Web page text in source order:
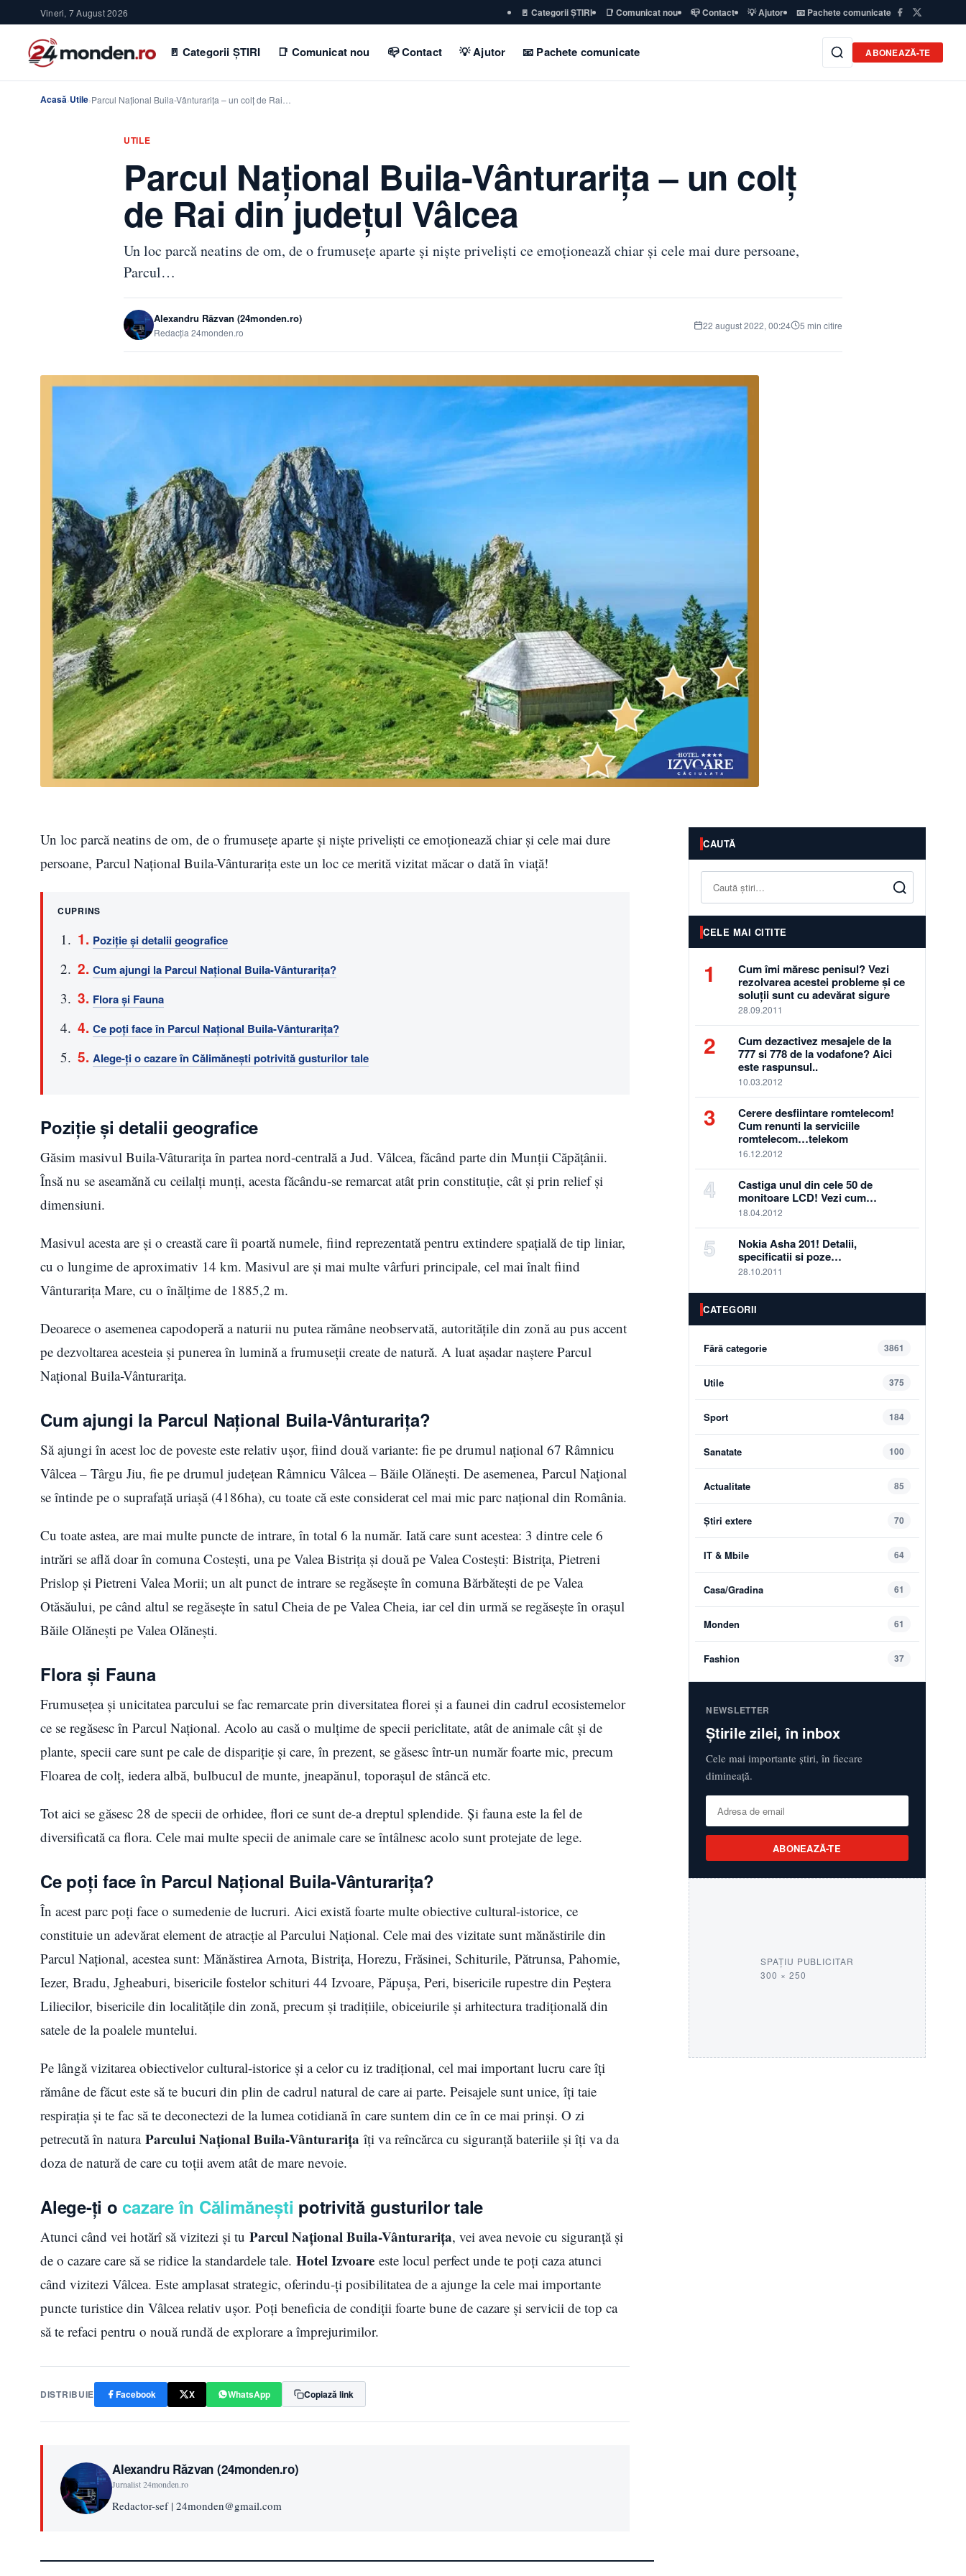
Vineri, 7 August 2026 🚪 Categorii ȘTIRI 📑 Comunicat nou 📪 Contact 💡 Ajutor 📧 Pachete comunicate
🚪 Categorii ȘTIRI 📑 Comunicat nou 📪 Contact 💡 Ajutor 📧 Pachete comunicate ABONEAZĂ-TE
Acasă›Utile›Parcul Național Buila-Vânturarița – un colţ de Rai…
UTILE
Parcul Național Buila-Vânturarița – un colţ
de Rai din judeţul Vâlcea
Un loc parcă neatins de om, de o frumusețe aparte și niște priveliști ce emoționează chiar și cele mai dure persoane,
Parcul…
Alexandru Răzvan (24monden.ro)
Redacția 24monden.ro
22 august 2022, 00:24 5 min citire
Un loc parcă neatins de om, de o frumusețe aparte și niște priveliști ce emoționează chiar și cele mai dure
persoane, Parcul Național Buila-Vânturarița este un loc ce merită vizitat măcar o dată în viață!
CUPRINS
Poziție și detalii geografice
Cum ajungi la Parcul Național Buila-Vânturarița?
Flora și Fauna
Ce poți face în Parcul Național Buila-Vânturarița?
Alege-ți o cazare în Călimăneşti potrivită gusturilor tale
Poziție și detalii geografice
Găsim masivul Buila-Vâturarița în partea nord-centrală a Jud. Vâlcea, făcând parte din Munții Căpățânii.
Însă nu se aseamănă cu ceilalți munți, acesta făcându-se remarcat atât prin constituție, cât și prin relief și
dimensiuni.
Masivul acesta are și o creastă care îi poartă numele, fiind reprezentată pentru extindere spațială de tip liniar,
cu o lungime de aproximativ 14 km. Masivul are și mai multe vârfuri principale, cel mai înalt fiind
Vânturarița Mare, cu o înălțime de 1885,2 m.
Deoarece o asemenea capodoperă a naturii nu putea rămâne neobservată, autoritățile din zonă au pus accent
pe dezvoltarea acesteia și punerea în lumină a frumuseții create de natură. A luat așadar naștere Parcul
Național Buila-Vânturarița.
Cum ajungi la Parcul Național Buila-Vânturarița?
Să ajungi în acest loc de poveste este relativ ușor, fiind două variante: fie pe drumul național 67 Râmnicu
Vâlcea – Târgu Jiu, fie pe drumul județean Râmnicu Vâlcea – Băile Olănești. De asemenea, Parcul Național
se întinde pe o suprafață uriașă (4186ha), cu toate că este considerat cel mai mic parc național din România.
Cu toate astea, are mai multe puncte de intrare, în total 6 la număr. Iată care sunt acestea: 3 dintre cele 6
intrări se află doar în comuna Costești, una pe Valea Bistrița și două pe Valea Costești: Bistrița, Pietreni
Prislop și Pietreni Valea Morii; un alt punct de intrare se regăsește în comuna Bărbătești de pe Valea
Otăsăului, pe când altul se regăsește în satul Cheia de pe Valea Cheia, iar cel din urmă se regăsește în orașul
Băile Olănești pe Valea Olănești.
Flora și Fauna
Frumusețea și unicitatea parcului se fac remarcate prin diversitatea florei și a faunei din cadrul ecosistemelor
ce se regăsesc în Parcul Național. Acolo au casă o mulțime de specii periclitate, atât de animale cât și de
plante, specii care sunt pe cale de dispariție și care, în prezent, se găsesc într-un număr foarte mic, precum
Floarea de colț, iedera albă, bulbucul de munte, jneapănul, toporașul de stâncă etc.
Tot aici se găsesc 28 de specii de orhidee, flori ce sunt de-a dreptul splendide. Și fauna este la fel de
diversificată ca flora. Cele mai multe specii de animale care se întâlnesc acolo sunt protejate de lege.
Ce poți face în Parcul Național Buila-Vânturarița?
În acest parc poți face o sumedenie de lucruri. Aici există foarte multe obiective cultural-istorice, ce
constituie un adevărat element de atracție al Parcului Național. Cele mai des vizitate sunt mănăstirile din
Parcul Național, acestea sunt: Mănăstirea Arnota, Bistrița, Horezu, Frăsinei, Schiturile, Pătrunsa, Pahomie,
Iezer, Bradu, Jgheaburi, bisericile fostelor schituri 44 Izvoare, Păpuşa, Peri, bisericile rupestre din Peştera
Liliecilor, bisericile din localităţile din zonă, precum şi tradiţiile, obiceiurile şi arhitectura tradiţională din
satele de la poalele muntelui.
Pe lângă vizitarea obiectivelor cultural-istorice și a celor cu iz tradițional, cel mai important lucru care îți
rămâne de făcut este să te bucuri din plin de cadrul natural de care ai parte. Peisajele sunt unice, îți taie
respirația și te fac să te deconectezi de la lumea cotidiană în care suntem din ce în ce mai prinși. O zi
petrecută în natura Parcului Național Buila-Vânturarița îți va reîncărca cu siguranță bateriile și îți va da
doza de natură de care cu toții avem atât de mare nevoie.
Alege-ți ocazare în Călimăneşti potrivită gusturilor tale
Atunci când vei hotărî să vizitezi și tu Parcul Național Buila-Vânturarița, vei avea nevoie cu siguranță și
de o cazare care să se ridice la standardele tale. Hotel Izvoare este locul perfect unde te poți caza atunci
când vizitezi Vâlcea. Este amplasat strategic, oferindu-ți posibilitatea de a ajunge la cele mai importante
puncte turistice din Vâlcea relativ ușor. Poţi beneficia de condiţii foarte bune de cazare şi servicii de top ca
să te refaci pentru o nouă rundă de explorare a împrejurimilor.
DISTRIBUIE Facebook X WhatsApp Copiază link
Alexandru Răzvan (24monden.ro)
Jurnalist 24monden.ro
Redactor-sef | 24monden@gmail.com
CAUTĂ
Caută
CELE MAI CITITE
1
Cum îmi măresc penisul? Vezi
rezolvarea acestei probleme și ce
soluții sunt cu adevărat sigure
28.09.2011
2
Cum dezactivez mesajele de la
777 si 778 de la vodafone? Aici
este raspunsul..
10.03.2012
3
Cerere desfiintare romtelecom!
Cum renunti la serviciile
romtelecom…telekom
16.12.2012
4
Castiga unul din cele 50 de
monitoare LCD! Vezi cum…
18.04.2012
5
Nokia Asha 201! Detalii,
specificatii si poze…
28.10.2011
CATEGORII
Fără categorie 3861
Utile 375
Sport 184
Sanatate 100
Actualitate 85
Știri extere 70
IT & Mbile 64
Casa/Gradina 61
Monden 61
Fashion 37
NEWSLETTER
Știrile zilei, în inbox
Cele mai importante știri, în fiecare
dimineață.
ABONEAZĂ-TE
SPAȚIU PUBLICITAR
300 × 250